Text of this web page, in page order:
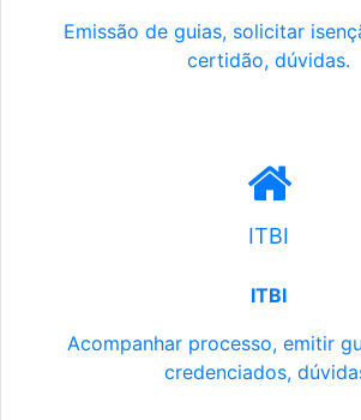
Emissão de guias, solicitar
certidão, dúvidas.
ITBI
ITBI
Acompanhar processo, emitir
credenciados,